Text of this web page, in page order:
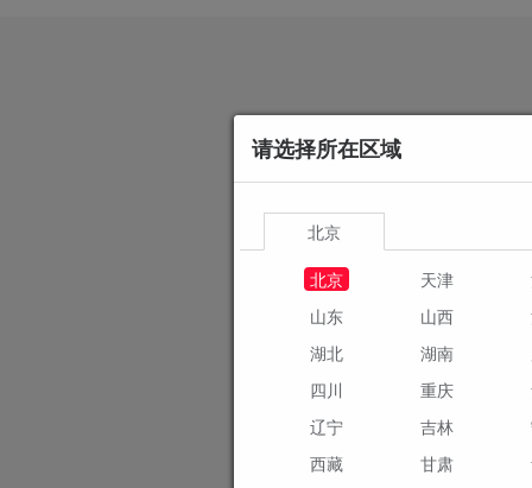
请选择所在区域
北京
北京
天津
山东
山西
湖北
湖南
四川
重庆
辽宁
吉林
西藏
甘肃